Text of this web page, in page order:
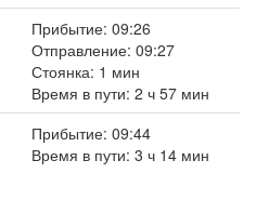
Прибытие: 09:26
Отправление: 09:27
Стоянка: 1 мин
Время в пути: 2 ч 57 мин
Прибытие: 09:44
Время в пути: 3 ч 14 мин